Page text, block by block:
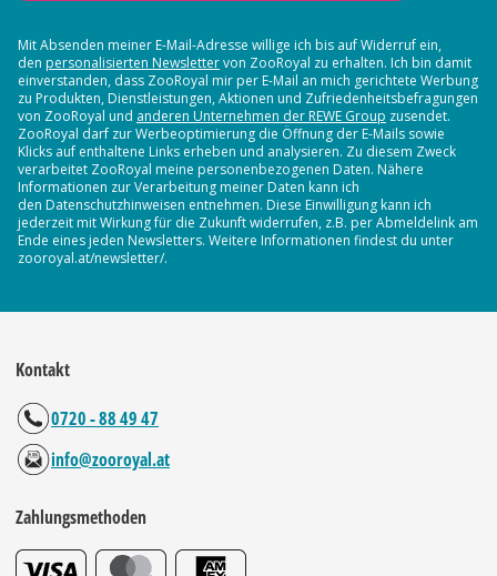
Mit Absenden meiner E-Mail-Adresse willige ich bis auf Widerruf ein,
den personalisierten Newslettervon ZooRoyal zu erhalten. Ich bin damit
einverstanden, dass ZooRoyal mir per E-Mail an mich gerichtete Werbung
zu Produkten, Dienstleistungen, Aktionen und Zufriedenheitsbefragungen
von ZooRoyal und anderen Unternehmen der REWE Group zusendet.
ZooRoyal darf zur Werbeoptimierung die Öffnung der E-Mails sowie
Klicks auf enthaltene Links erheben und analysieren. Zu diesem Zweck
verarbeitet ZooRoyal meine personenbezogenen Daten. Nähere
Informationen zur Verarbeitung meiner Daten kann ich
den Datenschutzhinweisen entnehmen. Diese Einwilligung kann ich
jederzeit mit Wirkung für die Zukunft widerrufen, z.B. per Abmeldelink am
Ende eines jeden Newsletters. Weitere Informationen findest du unter
zooroyal.at/newsletter/.
Kontakt
0720 - 88 49 47
info@zooroyal.at
Zahlungsmethoden